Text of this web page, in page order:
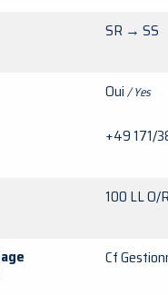
SR → SS
Oui/ Yes
+49 171/
100 LL O/R
Cf